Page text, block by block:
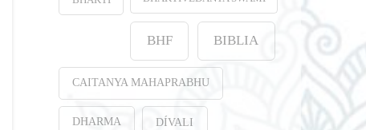
BHF BIBLIA
CAITANYA MAHAPRABHU
DHARMA DÍVALI